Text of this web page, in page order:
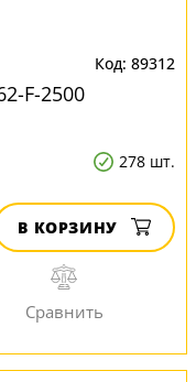
89312
F-2500
278 шт.
В КОРЗИНУ